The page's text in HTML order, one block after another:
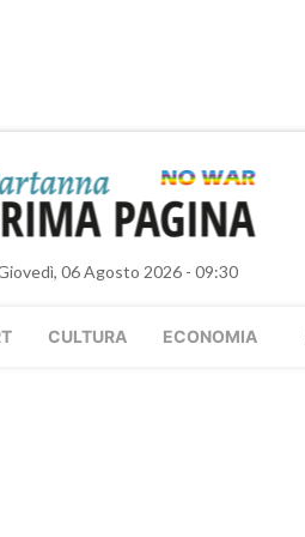
06 Agosto 2026 - 09:30
CULTURA ECONOMIA